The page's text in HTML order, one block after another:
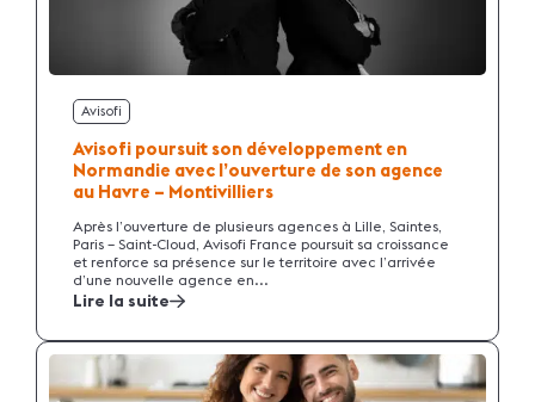
Avisofi
Avisofi poursuit son développement en
Normandie avec l’ouverture de son agence
au Havre – Montivilliers
Après l’ouverture de plusieurs agences à Lille, Saintes,
Paris – Saint-Cloud, Avisofi France poursuit sa croissance
et renforce sa présence sur le territoire avec l’arrivée
d’une nouvelle agence en...
Lire la suite